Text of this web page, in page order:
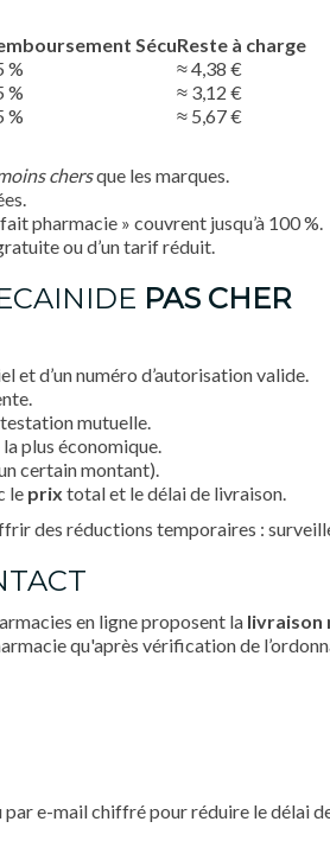
SécuReste à charge
%
≈ 4,38 €
%
≈ 3,12 €
%
≈ 5,67 €
chersque les marques.
pharmacie » couvrent jusqu’à 100 %.
ou d’un tarif réduit.
PAS CHER
et d’un numéro d’autorisation valide.
mutuelle.
plus économique.
certain montant).
le prix total et le délai de livraison.
des réductions temporaires :
en ligne proposent la livraison
qu'après vérification de
par e-mail chiffré pour réduire le